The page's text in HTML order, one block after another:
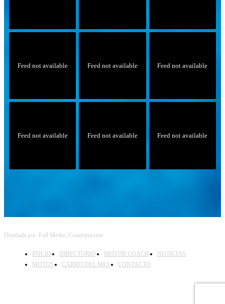
Feed not available Feed not available Feed not available
Feed not available Feed not available Feed not available
Diseñada por: Full Media | Guiarepuestos
INICIO DIRECTORIO MOTOR COACH
NOTICIAS
MOTOS
CARRO DEL MES CONTACTO